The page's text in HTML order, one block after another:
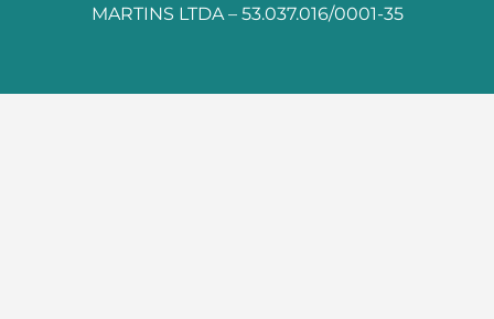
MARTINS LTDA – 53.037.016/0001-35